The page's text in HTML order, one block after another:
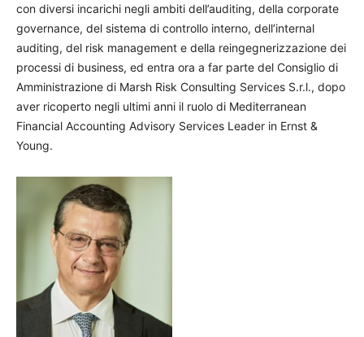
con diversi incarichi negli ambiti dell’auditing, della corporate
governance, del sistema di controllo interno, dell’internal
auditing, del risk management e della reingegnerizzazione dei
processi di business, ed entra ora a far parte del Consiglio di
Amministrazione di Marsh Risk Consulting Services S.r.l., dopo
aver ricoperto negli ultimi anni il ruolo di Mediterranean
Financial Accounting Advisory Services Leader in Ernst &
Young.